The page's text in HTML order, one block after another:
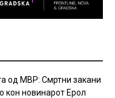
од МВР: Смртни закани
кон новинарот Ерол